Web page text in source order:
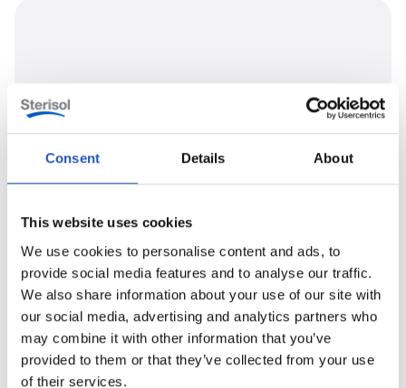
Consent Details About
This website uses cookies
We use cookies to personalise content and ads, to
provide social media features and to analyse our traffic.
We also share information about your use of our site with
our social media, advertising and analytics partners who
may combine it with other information that you’ve
provided to them or that they’ve collected from your use
of their services.